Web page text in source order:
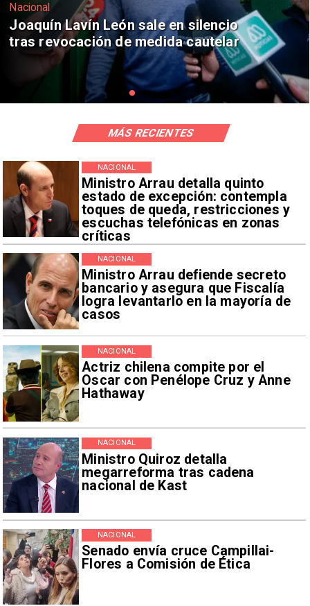
Nacional
Chile y Venezuela formalizan reinicio
de relaciones consulares
Ministro Arrau detalla quinto
estado de excepción: contempla
toques de queda, restricciones y
escuchas telefónicas en zonas
críticas
NACIONAL
Ministro Arrau defiende secreto
bancario y asegura que Fiscalía
logra levantarlo en la mayoría de
casos
NACIONAL
Actriz chilena compite por el
Oscar con Penélope Cruz y Anne
Hathaway
NACIONAL
Ministro Quiroz detalla
megarreforma tras cadena
nacional de Kast
NACIONAL
Senado envía cruce Campillai-
Flores a Comisión de Ética
NACIONAL
MÁS RECIENTES